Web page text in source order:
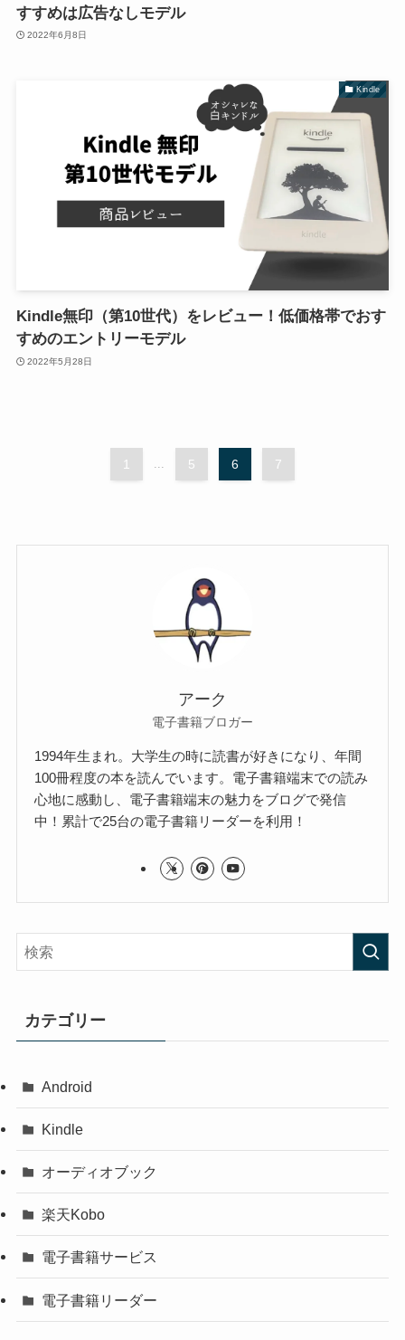
すすめは広告なしモデル
2022年6月8日
Kindle
Kindle無印（第10世代）をレビュー！低価格帯でおす
すめのエントリーモデル
2022年5月28日
1 ... 5 6 7
アーク
電子書籍ブロガー
1994年生まれ。大学生の時に読書が好きになり、年間
100冊程度の本を読んでいます。電子書籍端末での読み
心地に感動し、電子書籍端末の魅力をブログで発信
中！累計で25台の電子書籍リーダーを利用！
カテゴリー
Android
Kindle
オーディオブック
楽天Kobo
電子書籍サービス
電子書籍リーダー